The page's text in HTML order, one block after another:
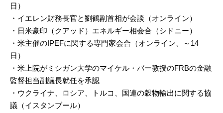
日）
・イエレン財務長官と劉鶴副首相が会談（オンライン）
・日米豪印（クアッド）エネルギー相会合（シドニー）
・米主催のIPEFに関する専門家会合（オンライン、～14
日）
・米上院がミシガン大学のマイケル・バー教授のFRBの金融
監督担当副議長就任を承認
・ウクライナ、ロシア、トルコ、国連の穀物輸出に関する協
議（イスタンブール）